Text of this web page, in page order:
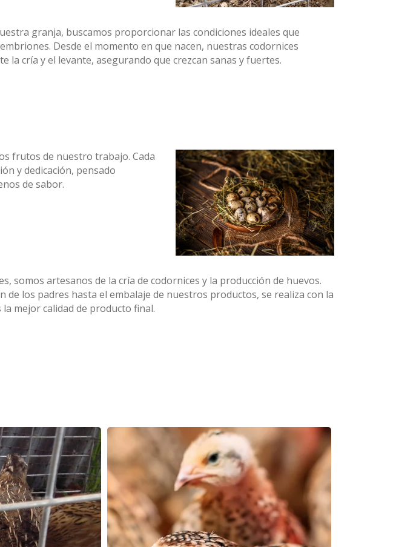
granja, buscamos proporcionar las condiciones ideales que
Desde el momento en que nacen, nuestras codornices
la cría y el levante, asegurando que crezcan sanas y fuertes.
frutos de nuestro trabajo. Cada
y dedicación, pensado
de sabor.
somos artesanos de la cría de codornices y la producción de huevos.
de los padres hasta el embalaje de nuestros productos, se realiza con la
mejor calidad de producto final.